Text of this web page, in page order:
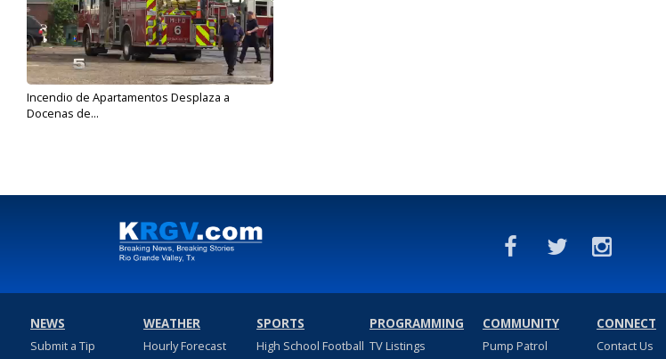
Incendio de Apartamentos Desplaza a
Docenas de...
NEWS
Submit a Tip
WEATHER
Hourly Forecast
SPORTS
High School Football
PROGRAMMING
TV Listings
COMMUNITY
Pump Patrol
CONNECT
Contact Us